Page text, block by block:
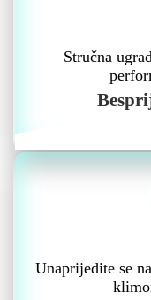
Stručna
Unaprijedite se